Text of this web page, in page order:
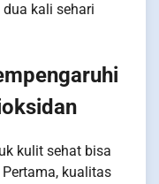
kali sehari
kulit sehat bisa
kualitas